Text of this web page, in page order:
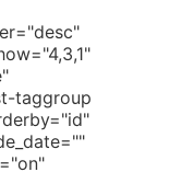
taggroup